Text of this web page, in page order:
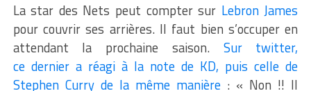
La star des Nets peut compter sur Lebron James
pour couvrir ses arrières. Il faut bien s’occuper en
attendant la prochaine saison. Sur twitter,
ce dernier a réagi à la note de KD, puis celle de
Stephen Curry de la même manière: « Non !! Il